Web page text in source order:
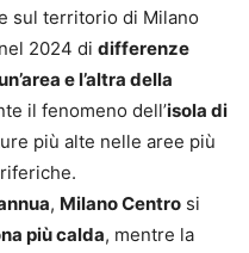
sul territorio di Milano
2024 di differenze
e l’altra della
il fenomeno dell’isola di
più alte nelle aree più
, Milano Centro si
più calda, mentre la